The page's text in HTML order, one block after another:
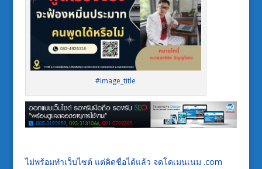
#image_title
ไม่พร้อมทำเว็บไซต์ แต่คิดชื่อได้แล้ว จดโดเมนเนม .com